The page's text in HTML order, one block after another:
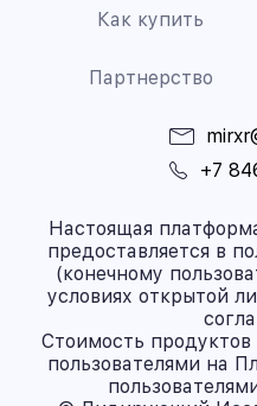
Как купить
Партнерство
+7
Настоящая
предоставляется в
(конечному
условиях открытой
Стоимость
пользователями на